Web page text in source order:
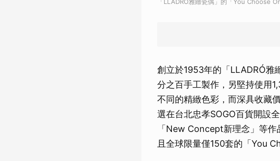
創立於1953年的「LLADRÓ雅
分之百手工製作，另堅持使用
不同的精緻色彩，而深具收藏
選在台北忠孝SOGO百貨開設
「New Concept新理念」等
且全球限量僅150套的「You